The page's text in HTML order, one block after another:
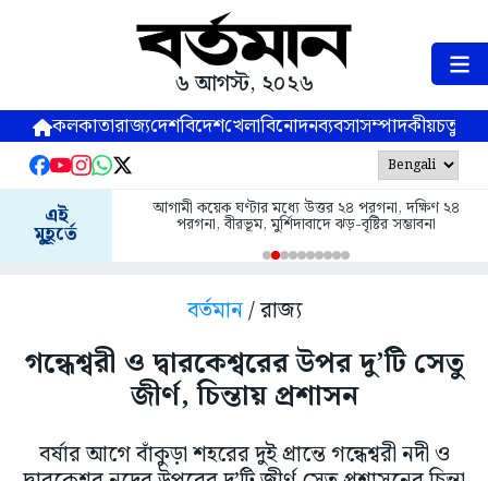
৬ আগস্ট, ২০২৬
কলকাতারাজ্যদেশবিদেশখেলাবিনোদনব্যবসাসম্পাদকীয়
এই
মুহূর্তে
আগামী কয়েক ঘণ্টার মধ্যে উত্তর ২৪ পরগনা, দক্ষিণ ২৪
পরগনা, বীরভূম, মুর্শিদাবাদে ঝড়-বৃষ্টির সম্ভাবনা
বর্তমান/ রাজ্য
গন্ধেশ্বরী ও দ্বারকেশ্বরের উপর দু’টি সেতু
জীর্ণ, চিন্তায় প্রশাসন
বর্ষার আগে বাঁকুড়া শহরের দুই প্রান্তে গন্ধেশ্বরী নদী ও